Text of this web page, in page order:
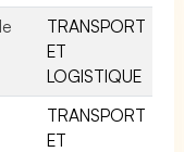
TRANSPORT
ET
LOGISTIQUE
TRANSPORT
ET